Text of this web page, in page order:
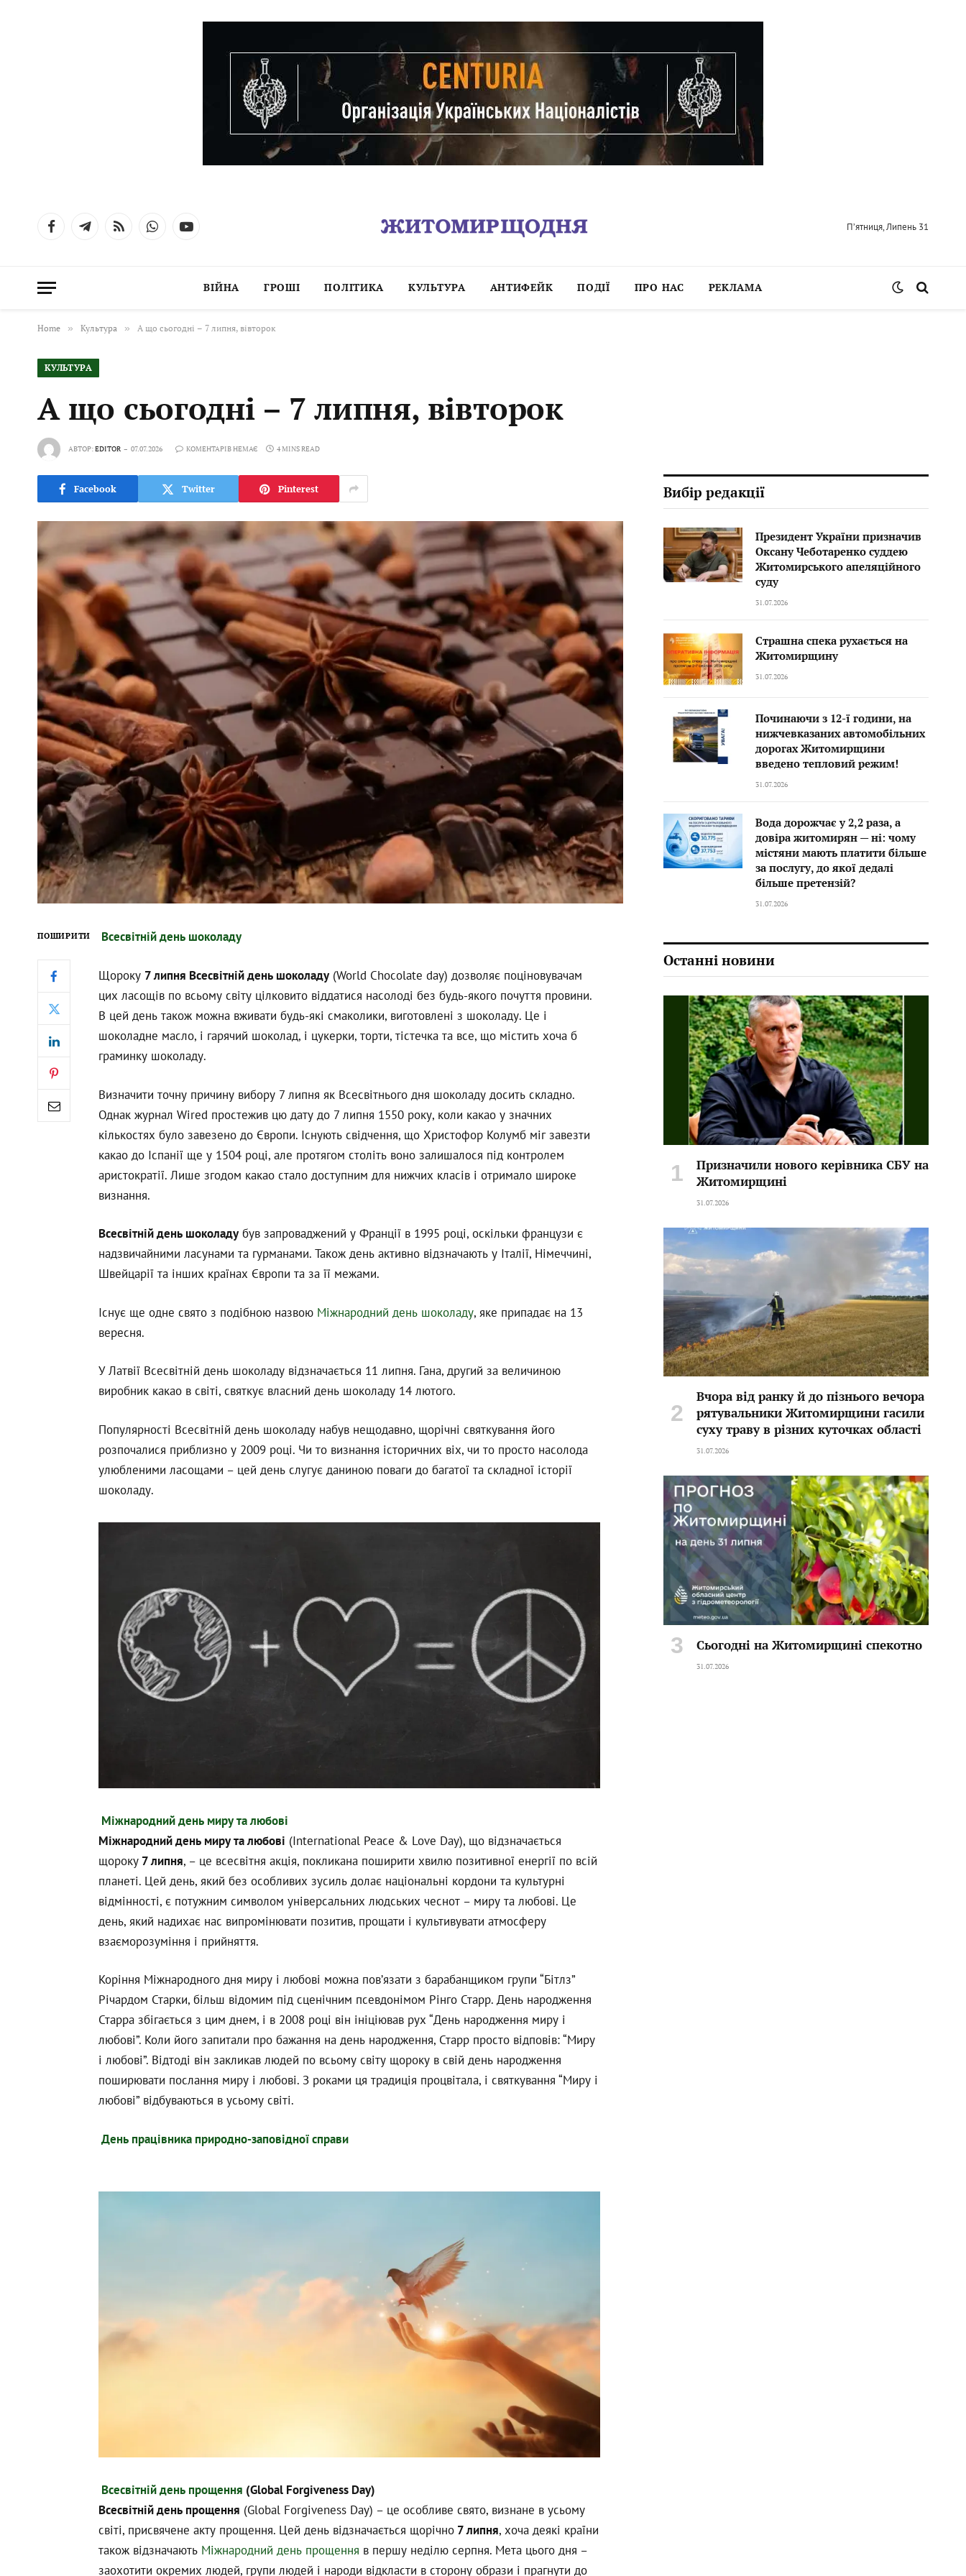
FacebookTelegramRSS WhatsAppYouTube П’ятниця, Липень 31
ВІЙНА ГРОШІ ПОЛІТИКА КУЛЬТУРА АНТИФЕЙК ПОДІЇ ПРО НАС РЕКЛАМА
Home » Культура » А що сьогодні – 7 липня, вівторок
КУЛЬТУРА
А що сьогодні – 7 липня, вівторок
АВТОР:EDITOR 07.07.2026 КОМЕНТАРІВ НЕМАЄ 4 MINS READ
Facebook Twitter Pinterest
ПОШИРИТИ Всесвітній день шоколаду
Щороку 7 липня Всесвітній день шоколаду(World Chocolate day) дозволяє поціновувачам
цих ласощів по всьому світу цілковито віддатися насолоді без будь-якого почуття провини.
В цей день також можна вживати будь-які смаколики, виготовлені з шоколаду. Це і
шоколадне масло, і гарячий шоколад, і цукерки, торти, тістечка та все, що містить хоча б
граминку шоколаду.
Визначити точну причину вибору 7 липня як Всесвітнього дня шоколаду досить складно.
Однак журнал Wired простежив цю дату до 7 липня 1550 року, коли какао у значних
кількостях було завезено до Європи. Існують свідчення, що Христофор Колумб міг завезти
какао до Іспанії ще у 1504 році, але протягом століть воно залишалося під контролем
аристократії. Лише згодом какао стало доступним для нижчих класів і отримало широке
визнання.
Всесвітній день шоколадубув запроваджений у Франції в 1995 році, оскільки французи є
надзвичайними ласунами та гурманами. Також день активно відзначають у Італії, Німеччині,
Швейцарії та інших країнах Європи та за її межами.
Існує ще одне свято з подібною назвою Міжнародний день шоколаду, яке припадає на 13
вересня.
У Латвії Всесвітній день шоколаду відзначається 11 липня. Гана, другий за величиною
виробник какао в світі, святкує власний день шоколаду 14 лютого.
Популярності Всесвітній день шоколаду набув нещодавно, щорічні святкування його
розпочалися приблизно у 2009 році. Чи то визнання історичних віх, чи то просто насолода
улюбленими ласощами – цей день слугує даниною поваги до багатої та складної історії
шоколаду.
Міжнародний день миру та любові
Міжнародний день миру та любові (International Peace & Love Day), що відзначається
щороку7 липня, – це всесвітня акція, покликана поширити хвилю позитивної енергії по всій
планеті. Цей день, який без особливих зусиль долає національні кордони та культурні
відмінності, є потужним символом універсальних людських чеснот – миру та любові. Це
день, який надихає нас випромінювати позитив, прощати і культивувати атмосферу
взаєморозуміння і прийняття.
Коріння Міжнародного дня миру і любові можна пов’язати з барабанщиком групи “Бітлз”
Річардом Старки, більш відомим під сценічним псевдонімом Рінго Старр. День народження
Старра збігається з цим днем, і в 2008 році він ініціював рух “День народження миру і
любові”. Коли його запитали про бажання на день народження, Старр просто відповів: “Миру
і любові”. Відтоді він закликав людей по всьому світу щороку в свій день народження
поширювати послання миру і любові. З роками ця традиція процвітала, і святкування “Миру і
любові” відбуваються в усьому світі.
День пpацівника природно-заповідної справи
Всесвітній день прощення (Global Forgiveness Day)
Всесвітній день прощення (Global Forgiveness Day) – це особливе свято, визнане в усьому
світі, присвячене акту прощення. Цей день відзначається щорічно7 липня, хоча деякі країни
також відзначають Міжнародний день прощення в першу неділю серпня. Мета цього дня –
заохотити окремих людей, групи людей і народи відкласти в сторону образи і прагнути до
Вибір редакції
Президент України призначив
Оксану Чеботаренко суддею
Житомирського апеляційного
суду
31.07.2026
Страшна спека рухається на
Житомирщину
31.07.2026
Починаючи з 12-ї години, на
нижчевказаних автомобільних
дорогах Житомирщини
введено тепловий режим!
31.07.2026
Вода дорожчає у 2,2 раза, а
довіра житомирян — ні: чому
містяни мають платити більше
за послугу, до якої дедалі
більше претензій?
31.07.2026
Останні новини
Призначили нового керівника СБУ на
Житомирщині
31.07.2026
Вчора від ранку й до пізнього вечора
рятувальники Житомирщини гасили
суху траву в різних куточках області
31.07.2026
Сьогодні на Житомирщині спекотно
31.07.2026